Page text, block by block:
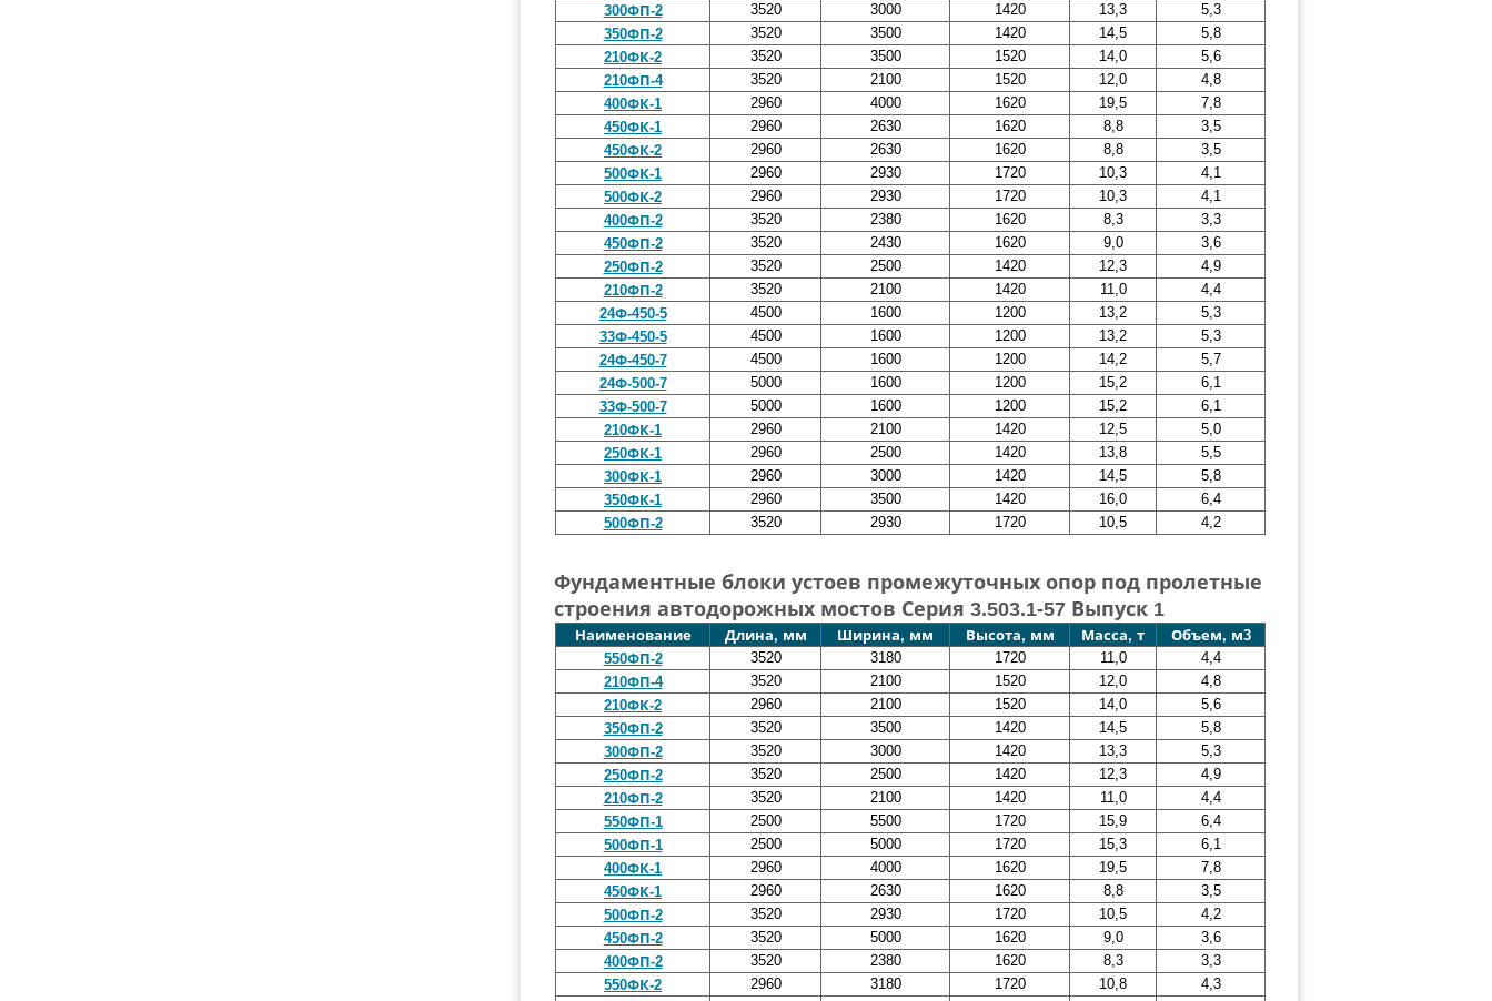
300ФП-2
3520 3000 1420 13,3
5,3
350ФП-2
3520 3500 1420 14,5
5,8
210ФК-2
3520 3500 1520 14,0
5,6
210ФП-4
3520 2100 1520 12,0
4,8
400ФК-1
2960 4000 1620 19,5
7,8
450ФК-1
2960 2630 1620 8,8
3,5
450ФК-2
2960 2630 1620 8,8
3,5
500ФК-1
2960 2930 1720 10,3
4,1
500ФК-2
2960 2930 1720 10,3
4,1
400ФП-2
3520 2380 1620 8,3
3,3
450ФП-2
3520 2430 1620 9,0
3,6
250ФП-2
3520 2500 1420 12,3
4,9
210ФП-2
3520 2100 1420 11,0
4,4
24Ф-450-5
4500 1600 1200 13,2
5,3
33Ф-450-5
4500 1600 1200 13,2
5,3
24Ф-450-7
4500 1600 1200 14,2
5,7
24Ф-500-7
5000 1600 1200 15,2
6,1
33Ф-500-7
5000 1600 1200 15,2
6,1
210ФК-1
2960 2100 1420 12,5
5,0
250ФК-1
2960 2500 1420 13,8
5,5
300ФК-1
2960 3000 1420 14,5
5,8
350ФК-1
2960 3500 1420 16,0
6,4
500ФП-2
3520 2930 1720 10,5 4,2
Фундаментные блоки устоев промежуточных опор под пролетные
строения автодорожных мостов Серия 3.503.1-57 Выпуск 1
Наименование Длина, мм Ширина, мм Высота, мм Масса, т
Объем, м3
550ФП-2
3520 3180 1720 11,0
4,4
210ФП-4
3520 2100 1520 12,0
4,8
210ФК-2
2960 2100 1520 14,0
5,6
350ФП-2
3520 3500 1420 14,5
5,8
300ФП-2
3520 3000 1420 13,3
5,3
250ФП-2
3520 2500 1420 12,3
4,9
210ФП-2
3520 2100 1420 11,0
4,4
550ФП-1
2500 5500 1720 15,9
6,4
500ФП-1
2500 5000 1720 15,3
6,1
400ФК-1
2960 4000 1620 19,5
7,8
450ФК-1
2960 2630 1620 8,8
3,5
500ФП-2
3520 2930 1720 10,5
4,2
450ФП-2
3520 5000 1620 9,0
3,6
400ФП-2
3520 2380 1620 8,3
3,3
550ФК-2
2960 3180 1720 10,8
4,3